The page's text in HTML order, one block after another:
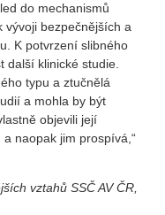
do mechanismů
vývoji bezpečnějších a
K potvrzení slibného
další klinické studie.
typu a ztučnělá
a mohla by být
objevili její
naopak jim prospívá,“
vztahů SSČ AV ČR,